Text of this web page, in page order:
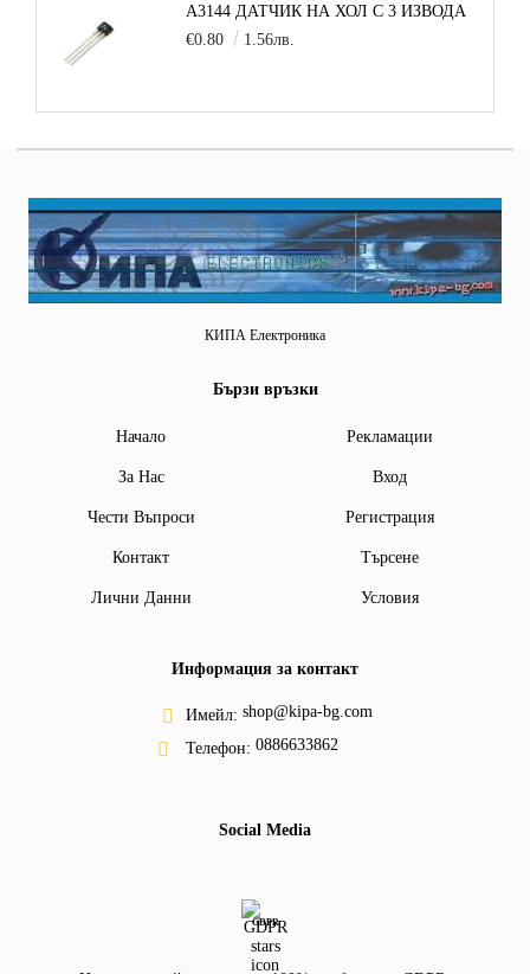
A3144 ДАТЧИК НА ХОЛ С 3 ИЗВОДА
€0.80
1.56лв.
КИПА Електроника
Бързи връзки
Начало Рекламации
За Нас Вход
Чести Въпроси Регистрация
Контакт Търсене
Лични Данни Условия
Информация за контакт
Имейл: shop@kipa-bg.com
Телефон: 0886633862
Social Media
GDPR